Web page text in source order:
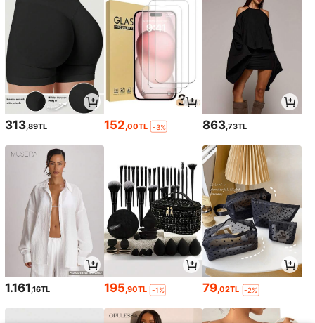
313,89TL 152,00TL -3% 863,73TL
1.161,16TL 195,90TL -1% 79,02TL -2%